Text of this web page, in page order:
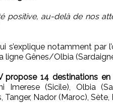
positive, au-delà de nos
s’explique notamment par
ligne Gênes/Olbia
propose 14 destinations
Imerese (Sicile), Olbia
Tanger, Nador (Maroc),